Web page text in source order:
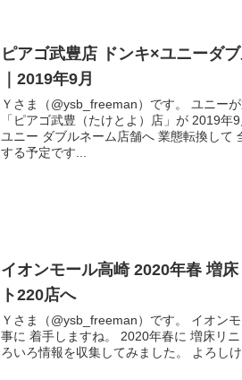
ピアゴ武豊店 ドンキ×ユニーダ
｜2019年9月
Ｙさま（@ysb_freeman）です。 ユニーが運営する 総合スーパー
「ピアゴ武豊（たけとよ）店」が 2019年
ユニー ダブルネーム店舗へ 業態転換して
する予定です...
イオンモール高崎 2020年春 増
ト220店へ
Ｙさま（@ysb_freeman）です。 イオンモール高崎が 増床棟の建設工
事に 着手しますね。 2020年春に 増床リニューアルオープン予定。 い
ろいろ情報を収